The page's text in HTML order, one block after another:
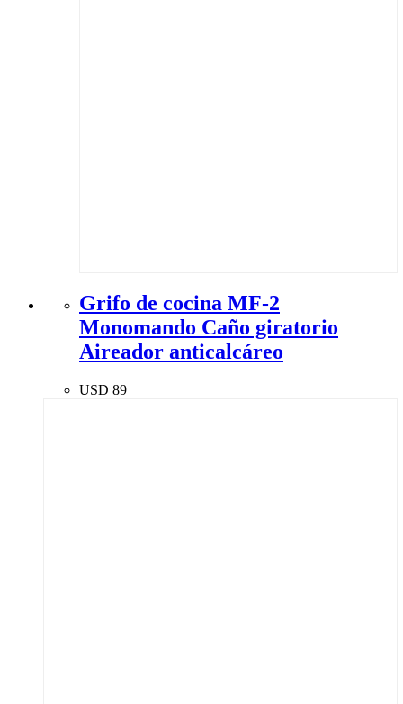
Grifo de cocina MF-2
Monomando Caño giratorio
Aireador anticalcáreo
USD 89